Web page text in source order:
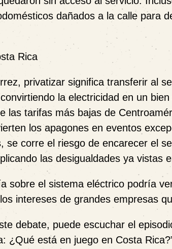
dañados a la calle para
Rica
privatizar significa transferir al
la electricidad en un
las tarifas más bajas de
los apagones en eventos
se corre el riesgo de encarecer el
las desigualdades ya vistas
sobre el sistema eléctrico podría
intereses de grandes empresas
debate, puede escuchar el
¿Qué está en juego en Costa